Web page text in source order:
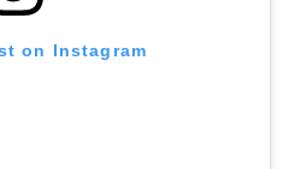
on Instagram